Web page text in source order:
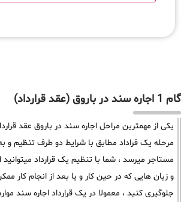
گام 1 اجاره سند در باروق (عقد قرارداد)
یکی از مهمترین مراحل اجاره سند در باروق عقد
مرحله یک قراداد مطابق با شرایط دو طرف تنظیم و
مستاجر میرسد ، شما با تنظیم یک قرارداد
و زیان هایی که در حین کار و یا بعد از انجام کار
جلوگیری کنید ، معمولا در یک قرارداد اجاره سند